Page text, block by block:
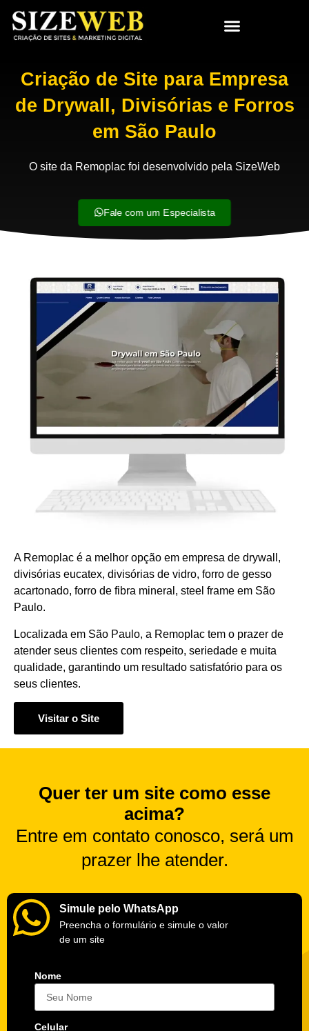
Criação de Site para Empresa
de Drywall, Divisórias e Forros
em São Paulo
O site da Remoplac foi desenvolvido pela SizeWeb
Fale com um Especialista
A Remoplac é a melhor opção em empresa de drywall,
divisórias eucatex, divisórias de vidro, forro de gesso
acartonado, forro de fibra mineral, steel frame em São
Paulo.
Localizada em São Paulo, a Remoplac tem o prazer de
atender seus clientes com respeito, seriedade e muita
qualidade, garantindo um resultado satisfatório para os
seus clientes.
Visitar o Site
Quer ter um site como esse
acima?
Entre em contato conosco, será um
prazer lhe atender.
Simule pelo WhatsApp
Preencha o formulário e simule o valor
de um site
Nome
Celular